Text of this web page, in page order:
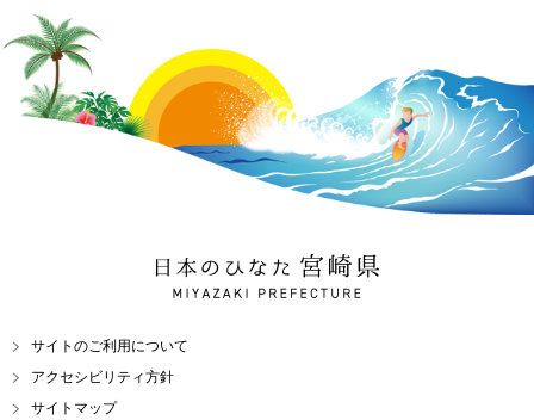
日本のひなた 宮崎県
MIYAZAKI PREFECTURE
サイトのご利用について
アクセシビリティ方針
サイトマップ